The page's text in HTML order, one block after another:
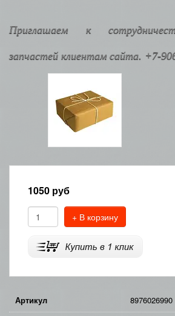
Приглашаем к
запчастей клиентам сайта. +7-
1050 руб
+ В корзину
Артикул 8976026990